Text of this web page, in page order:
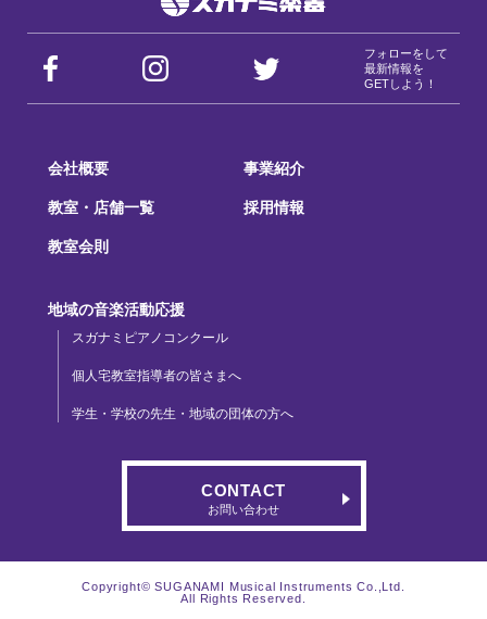
フォローをして
最新情報を
GETしよう！
会社概要 事業紹介
教室・店舗一覧 採用情報
教室会則
地域の音楽活動応援
スガナミピアノコンクール
個人宅教室指導者の皆さまへ
学生・学校の先生・地域の団体の方へ
CONTACT
お問い合わせ
Copyright© SUGANAMI Musical Instruments Co.,Ltd.
All Rights Reserved.